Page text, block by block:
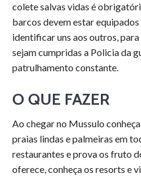
colete salvas vidas é
barcos devem estar
identificar uns aos outros,
sejam cumpridas a Policia da
patrulhamento constante.
O QUE FAZER
Ao chegar no Mussulo
praias lindas e palmeiras em
restaurantes e prova os fruto
oferece, conheça os resorts e